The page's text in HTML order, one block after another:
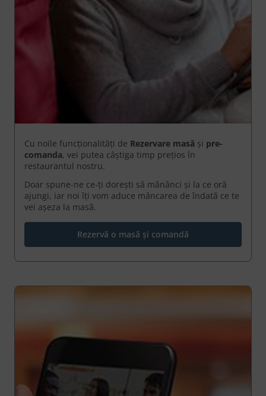
Cu noile funcționalități de Rezervare masă și pre-
comanda, vei putea câștiga timp prețios în
restaurantul nostru.
Doar spune-ne ce-ți dorești să mănânci și la ce oră
ajungi, iar noi îți vom aduce mâncarea de îndată ce te
vei așeza la masă.
Rezervă o masă și comandă